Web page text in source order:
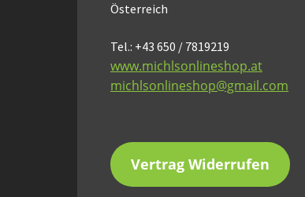
Österreich
Tel.: +43 650 / 7819219
www.michlsonlineshop.at
michlsonlineshop@gmail.com
Vertrag Widerrufen